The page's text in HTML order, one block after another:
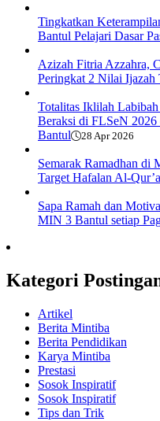
Tingkatkan
Bantul Pelajari Dasar
Azizah Fitria Azzahra,
Peringkat 2 Nilai
Totalitas Iklilah
Beraksi di FLSeN
Bantul
28 Apr 2026
Semarak Ramadhan di
Target Hafalan Al-
Sapa Ramah dan
MIN 3 Bantul setiap
Kategori
Artikel
Berita Mintiba
Berita Pendidikan
Karya Mintiba
Prestasi
Sosok Inspiratif
Sosok Inspiratif
Tips dan Trik